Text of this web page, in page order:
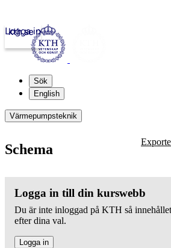
kth.se
Logga in
Sök
English
Värmepumpsteknik
Schema
Logga in till din kurswebb
Du är inte inloggad på KTH så
efter dina val.
Logga in